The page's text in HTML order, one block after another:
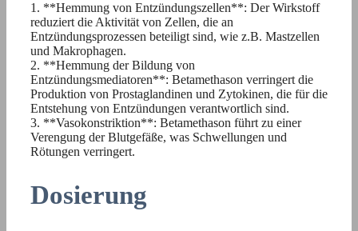
1. **Hemmung von Entzündungszellen**: Der Wirkstoff
reduziert die Aktivität von Zellen, die an
Entzündungsprozessen beteiligt sind, wie z.B. Mastzellen
und Makrophagen.
2. **Hemmung der Bildung von
Entzündungsmediatoren**: Betamethason verringert die
Produktion von Prostaglandinen und Zytokinen, die für die
Entstehung von Entzündungen verantwortlich sind.
3. **Vasokonstriktion**: Betamethason führt zu einer
Verengung der Blutgefäße, was Schwellungen und
Rötungen verringert.
Dosierung